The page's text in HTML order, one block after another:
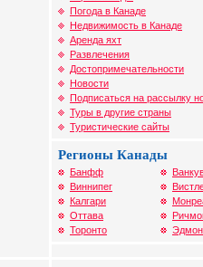
Погода в Канаде
Недвижимость в Канаде
Аренда яхт
Развлечения
Достопримечательности
Новости
Подписаться на рассылку
Туры в другие страны
Туристические сайты
Регионы Канады
Банфф
Виннипег
Калгари
Оттава
Торонто